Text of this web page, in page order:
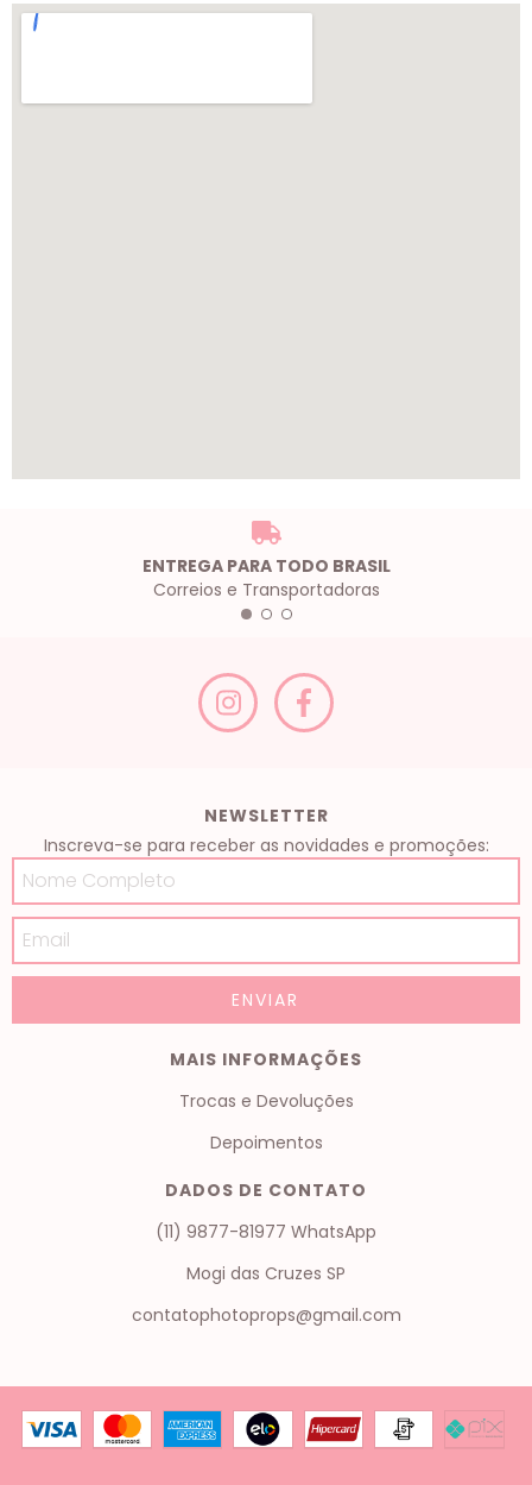
ENTREGA PARA TODO BRASIL
Correios e Transportadoras
NEWSLETTER
Inscreva-se para receber as novidades e promoções:
MAIS INFORMAÇÕES
Trocas e Devoluções
Depoimentos
DADOS DE CONTATO
(11) 9877-81977 WhatsApp
Mogi das Cruzes SP
contatophotoprops@gmail.com